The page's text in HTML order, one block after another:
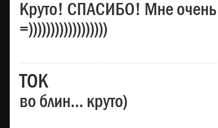
Круто! СПАСИБО! Мне
=))))))))))))))))))
ТОК
во блин… круто)